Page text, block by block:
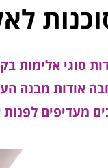
סוגי אלימות
מעדיפים